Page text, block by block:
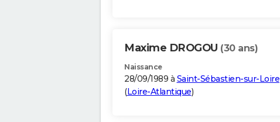
Maxime DROGOU (30 ans)
Naissance
28/09/1989 à Saint-Sébastien-sur-Loire
(Loire-Atlantique)